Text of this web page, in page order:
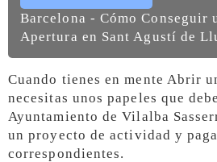
Barcelona - Cómo Conseguir
Apertura en Sant Agustí de
Cuando tienes en mente Abrir
necesitas unos papeles que
Ayuntamiento de Vilalba
un proyecto de actividad y
correspondientes.